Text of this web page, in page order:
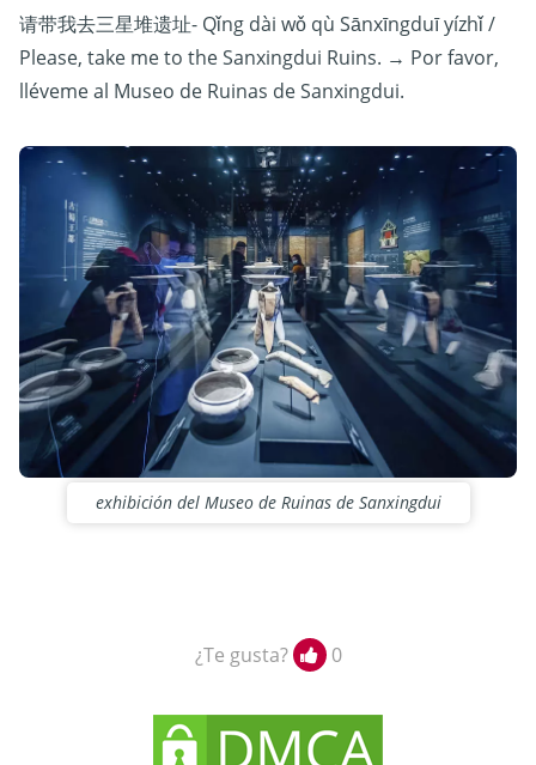
请带我去三星堆遗址- Qǐng dài wǒ qù Sānxīngduī yízhǐ /
Please, take me to the Sanxingdui Ruins. → Por favor,
lléveme al Museo de Ruinas de Sanxingdui.
exhibición del Museo de Ruinas de Sanxingdui
¿Te gusta? 0